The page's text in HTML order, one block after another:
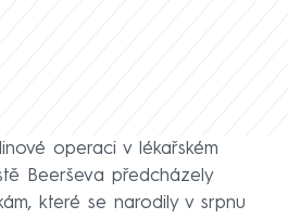
operaci v lékařském
Beerševa předcházely
které se narodily v srpnu